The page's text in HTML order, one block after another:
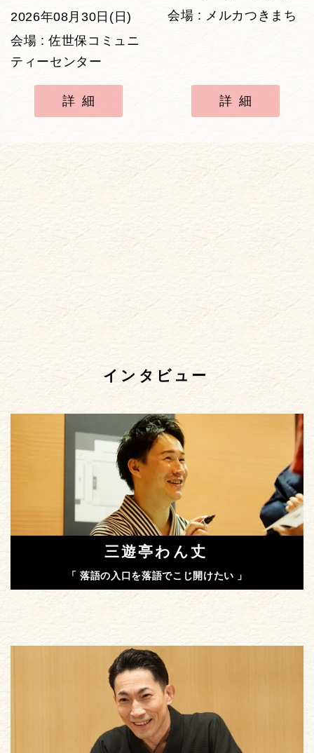
2026年08月30日(日)
会場 : 佐世保コミュニ
ティーセンター
詳細
会場 : メルカつきまち
詳細
インタビュー
三遊亭わん丈
「 落語の入口を落語でこじ開けたい 」